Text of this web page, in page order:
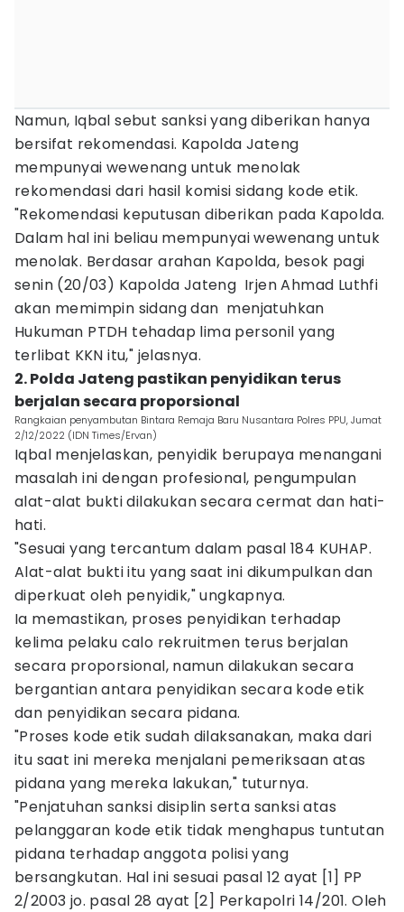
Namun, Iqbal sebut sanksi yang diberikan hanya
bersifat rekomendasi. Kapolda Jateng
mempunyai wewenang untuk menolak
rekomendasi dari hasil komisi sidang kode etik.
"Rekomendasi keputusan diberikan pada Kapolda.
Dalam hal ini beliau mempunyai wewenang untuk
menolak. Berdasar arahan Kapolda, besok pagi
senin (20/03) Kapolda Jateng Irjen Ahmad Luthfi
akan memimpin sidang dan menjatuhkan
Hukuman PTDH tehadap lima personil yang
terlibat KKN itu," jelasnya.
2. Polda Jateng pastikan penyidikan terus
berjalan secara proporsional
Rangkaian penyambutan Bintara Remaja Baru Nusantara Polres PPU, Jumat
2/12/2022 (IDN Times/Ervan)
Iqbal menjelaskan, penyidik berupaya menangani
masalah ini dengan profesional, pengumpulan
alat-alat bukti dilakukan secara cermat dan hati-
hati.
"Sesuai yang tercantum dalam pasal 184 KUHAP.
Alat-alat bukti itu yang saat ini dikumpulkan dan
diperkuat oleh penyidik," ungkapnya.
Ia memastikan, proses penyidikan terhadap
kelima pelaku calo rekruitmen terus berjalan
secara proporsional, namun dilakukan secara
bergantian antara penyidikan secara kode etik
dan penyidikan secara pidana.
"Proses kode etik sudah dilaksanakan, maka dari
itu saat ini mereka menjalani pemeriksaan atas
pidana yang mereka lakukan," tuturnya.
"Penjatuhan sanksi disiplin serta sanksi atas
pelanggaran kode etik tidak menghapus tuntutan
pidana terhadap anggota polisi yang
bersangkutan. Hal ini sesuai pasal 12 ayat [1] PP
2/2003 jo. pasal 28 ayat [2] Perkapolri 14/201. Oleh